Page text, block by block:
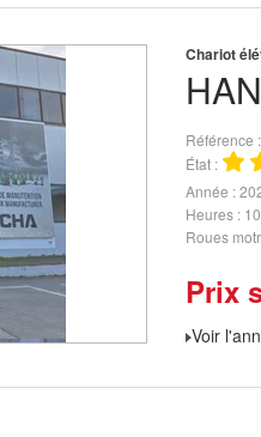
Chariot
Référence
État
Année
Heures
Roues
Prix
Voir